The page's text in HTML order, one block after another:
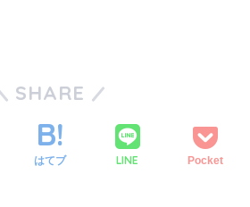
SHARE
はてブ LINE Pocket